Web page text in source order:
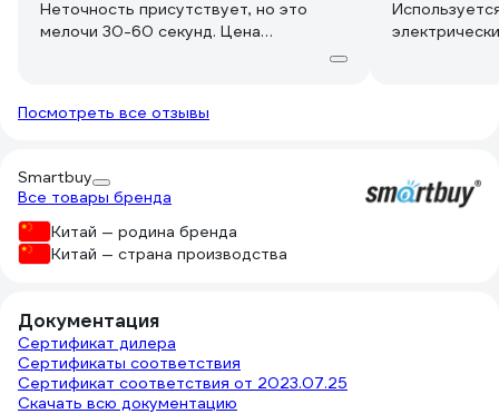
Неточность присутствует, но это
мелочи 30-60 секунд. Цена
отказал. ТЭН подключен к таймеру
пришлось не утапливать, а наоборот
вытаскивать. В общем - работает.
Посмотреть все отзывы
Smartbuy
Все товары бренда
Китай — родина бренда
Китай — страна производства
Документация
Сертификат дилера
Сертификаты соответствия
Сертификат соответствия от 2023.07.25
Скачать всю документацию